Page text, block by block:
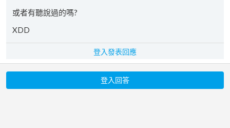
或者有聽說過的嗎?
XDD
登入發表回應
登入回答